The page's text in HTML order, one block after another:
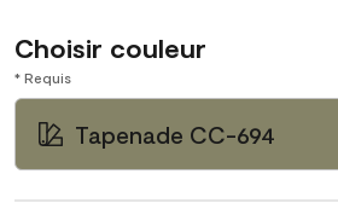
Choisir couleur
* Requis
Tapenade CC-694